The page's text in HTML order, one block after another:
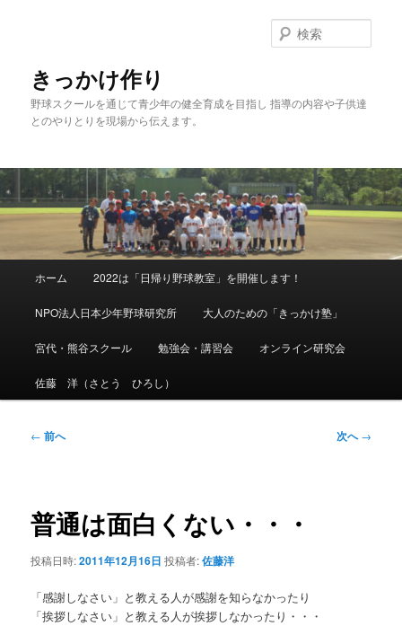
移
動
きっかけ作り
野球スクールを通じて青少年の健全育成を目指し 指導の内容や子供達
とのやりとりを現場から伝えます。
索
ホーム 2022は「日帰り野球教室」を開催します！
NPO法人日本少年野球研究所 大人のための「きっかけ塾」
宮代・熊谷スクール 勉強会・講習会 オンライン研究会
佐藤 洋（さとう ひろし）
投
ゲ
ー
ョ
← 前へ 次へ→
普通は面白くない・・・
投稿日時:2011年12月16日 投稿者:佐藤洋
「感謝しなさい」と教える人が感謝を知らなかったり
「挨拶しなさい」と教える人が挨拶しなかったり・・・